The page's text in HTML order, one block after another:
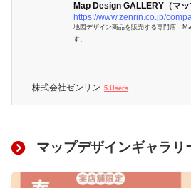
Map Design GALLERY（マッ
地図デザイン商品を販売する専門店「
す。
株式会社ゼンリン 5 Users
マップデザインギャラリ